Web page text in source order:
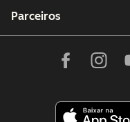
Parceiros